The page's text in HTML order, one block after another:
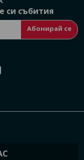
си събития
Абонирай се